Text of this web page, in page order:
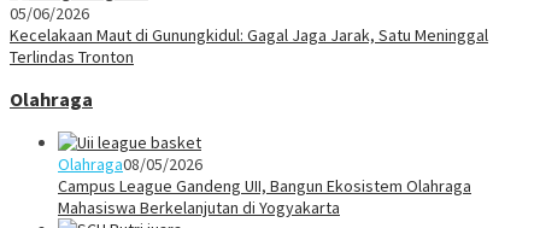
05/06/2026
Kecelakaan Maut di Gunungkidul: Gagal Jaga Jarak, Satu Meninggal
Terlindas Tronton
Olahraga
Olahraga08/05/2026
Campus League Gandeng UII, Bangun Ekosistem Olahraga
Mahasiswa Berkelanjutan di Yogyakarta